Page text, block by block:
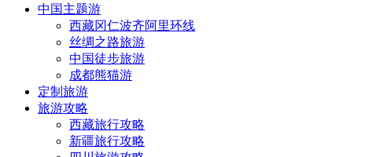
中国主题游
西藏冈仁波齐阿里环线
丝绸之路旅游
中国徒步旅游
成都熊猫游
定制旅游
旅游攻略
西藏旅行攻略
新疆旅行攻略